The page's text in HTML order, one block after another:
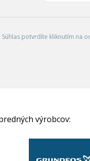
potvrdíte kliknutím na
výrobcov: